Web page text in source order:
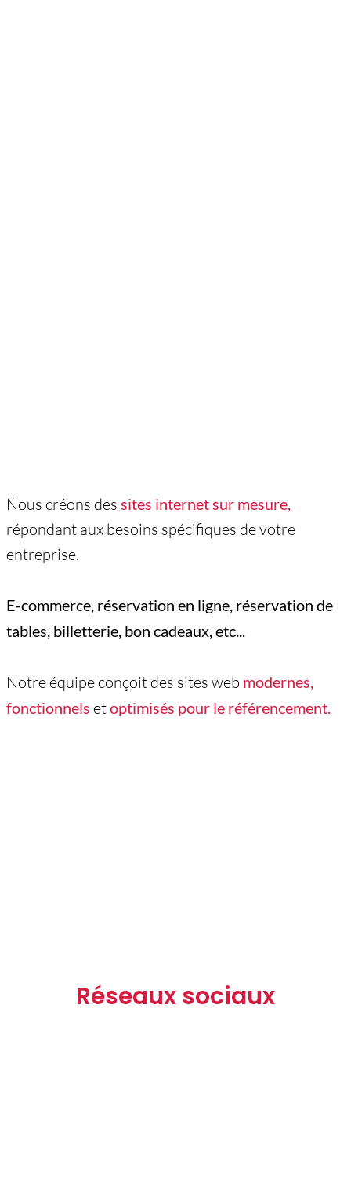
Nous créons des sites internet sur mesure,
répondant aux besoins spécifiques de votre
entreprise.
E-commerce, réservation en ligne, réservation de
tables, billetterie, bon cadeaux, etc...
Notre équipe conçoit des sites web modernes,
fonctionnels etoptimisés pour le référencement.
Réseaux sociaux